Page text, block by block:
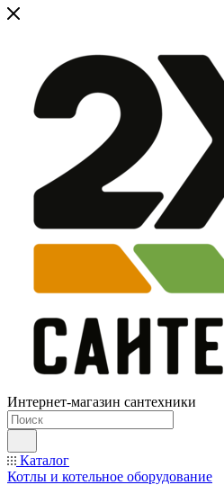
Интернет-магазин сантехники
Каталог
Котлы и котельное оборудование